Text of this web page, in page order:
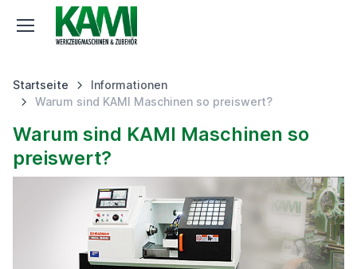
Startseite
Informationen
Warum sind KAMI Maschinen so preiswert?
Warum sind KAMI Maschinen so
preiswert?